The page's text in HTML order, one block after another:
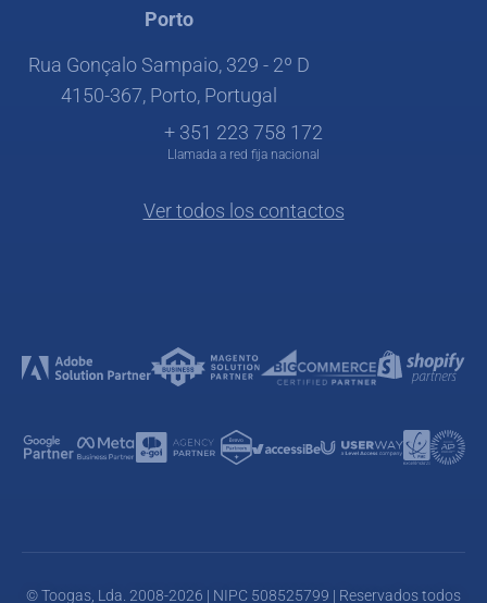
Porto
Rua Gonçalo Sampaio, 329 - 2º D
4150-367, Porto, Portugal
+ 351 223 758 172
Llamada a red fija nacional
Ver todos los contactos
© Toogas, Lda. 2008-2026 | NIPC 508525799 | Reservados todos